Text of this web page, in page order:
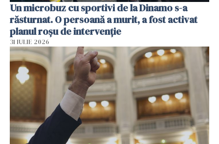
Un microbuz cu sportivi de la Dinamo s-a
răsturnat. O persoană a murit, a fost activat
planul roșu de intervenție
31 IULIE 2026